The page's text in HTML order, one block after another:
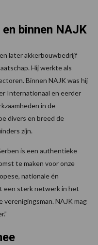
binnen NAJK
later akkerbouwbedrijf
Hij werkte als
Binnen NAJK was hij
Internationaal en eerder
in de
divers en breed de
zijn.
is een authentieke
te maken voor onze
nationale én
een sterk netwerk in het
NAJK mag